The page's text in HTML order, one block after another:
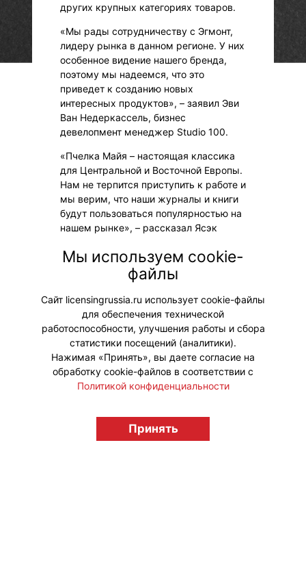
других крупных категориях товаров.
«Мы рады сотрудничеству с Эгмонт,
лидеру рынка в данном регионе. У них
особенное видение нашего бренда,
поэтому мы надеемся, что это
приведет к созданию новых
интересных продуктов», – заявил Эви
Ван Недеркассель, бизнес
девелопмент менеджер Studio 100.
«Пчелка Майя – настоящая классика
для Центральной и Восточной Европы.
Нам не терпится приступить к работе и
мы верим, что наши журналы и книги
будут пользоваться популярностью на
нашем рынке», – рассказал Ясэк
Эгмонт по Центральной и Восточной
Мой мир
Вконтакте
Одноклассники
licensingrussia.ru, 2009-2026 12+
Мы используем cookie-
файлы
Сайт licensingrussia.ru использует cookie-файлы
для обеспечения технической
работоспособности, улучшения работы и сбора
статистики посещений (аналитики).
Нажимая «Принять», вы даете согласие на
обработку cookie-файлов в соответствии с
Политикой конфиденциальности
Принять